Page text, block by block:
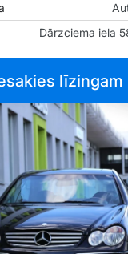
Dārzciema iela
līzingam